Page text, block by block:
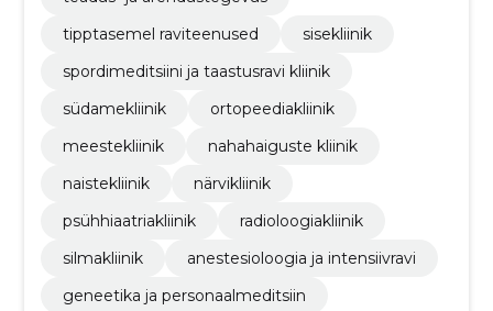
tipptasemel raviteenused
sisekliinik
spordimeditsiini ja taastusravi kliinik
südamekliinik
ortopeediakliinik
meestekliinik
nahahaiguste kliinik
naistekliinik
närvikliinik
psühhiaatriakliinik
radioloogiakliinik
silmakliinik
anestesioloogia ja intensiivravi
geneetika ja personaalmeditsiin